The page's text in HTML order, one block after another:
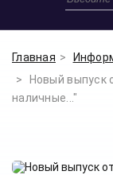
Главная
Новый выпуск
наличные..."